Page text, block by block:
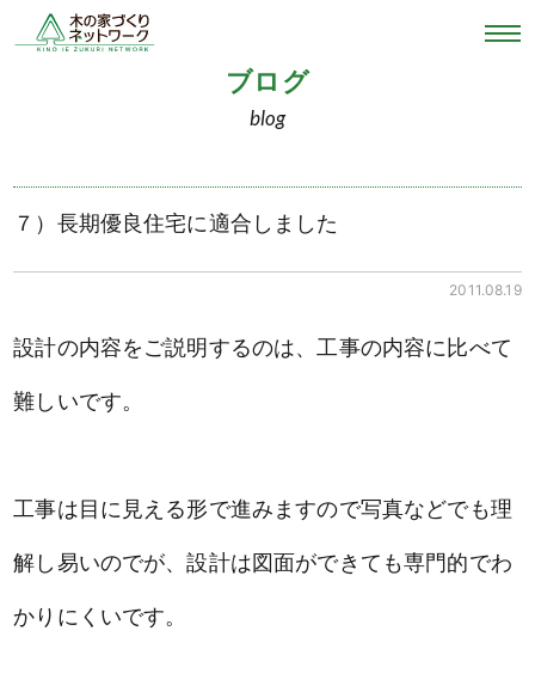
ブログ
blog
７）長期優良住宅に適合しました
2011.08.19
設計の内容をご説明するのは、工事の内容に比べて
難しいです。
工事は目に見える形で進みますので写真などでも理
解し易いのでが、設計は図面ができても専門的でわ
かりにくいです。